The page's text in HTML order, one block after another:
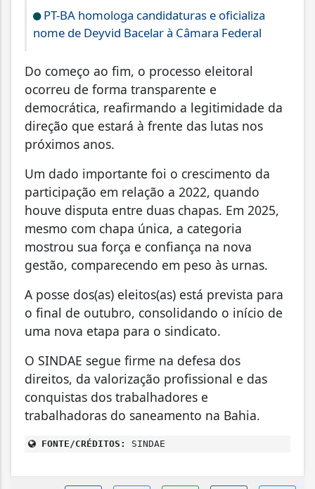
PT-BA homologa candidaturas e oficializa
nome de Deyvid Bacelar à Câmara Federal
Do começo ao fim, o processo eleitoral
ocorreu de forma transparente e
democrática, reafirmando a legitimidade da
direção que estará à frente das lutas nos
próximos anos.
Um dado importante foi o crescimento da
participação em relação a 2022, quando
houve disputa entre duas chapas. Em 2025,
mesmo com chapa única, a categoria
mostrou sua força e confiança na nova
gestão, comparecendo em peso às urnas.
A posse dos(as) eleitos(as) está prevista para
o final de outubro, consolidando o início de
uma nova etapa para o sindicato.
O SINDAE segue firme na defesa dos
direitos, da valorização profissional e das
conquistas dos trabalhadores e
trabalhadoras do saneamento na Bahia.
FONTE/CRÉDITOS: SINDAE